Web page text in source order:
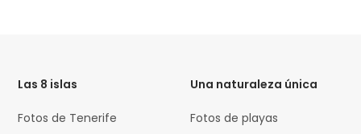
Las 8 islas
Fotos de Tenerife
Una naturaleza única
Fotos de playas